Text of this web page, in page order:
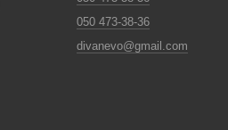
050 473-38-36
divanevo@gmail.com